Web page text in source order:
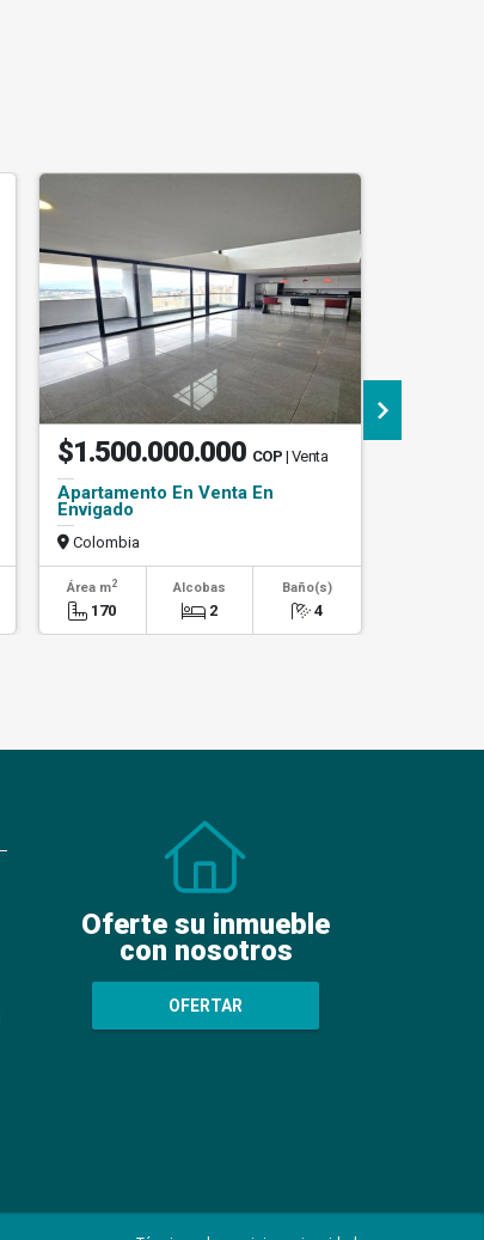
$1.500.000.000 COP | Venta
Apartamento En Venta En
Envigado
Colombia
Área m2
170
Alcobas
2
Baño(s)
4
Oferte su inmueble
con nosotros
OFERTAR